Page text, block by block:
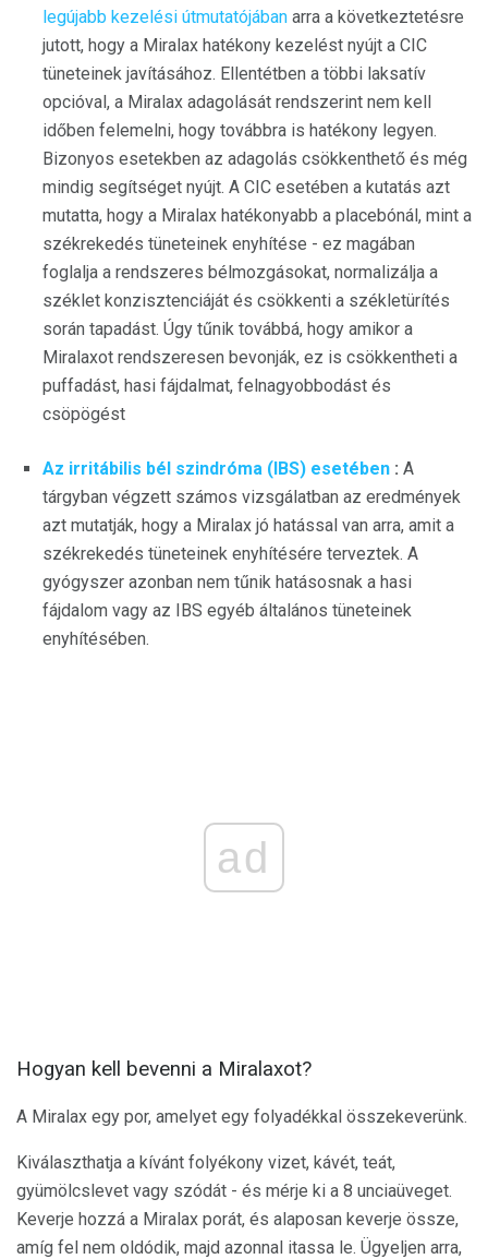
legújabb kezelési útmutatójában arra a következtetésre
jutott, hogy a Miralax hatékony kezelést nyújt a CIC
tüneteinek javításához. Ellentétben a többi laksatív
opcióval, a Miralax adagolását rendszerint nem kell
időben felemelni, hogy továbbra is hatékony legyen.
Bizonyos esetekben az adagolás csökkenthető és még
mindig segítséget nyújt. A CIC esetében a kutatás azt
mutatta, hogy a Miralax hatékonyabb a placebónál, mint a
székrekedés tüneteinek enyhítése - ez magában
foglalja a rendszeres bélmozgásokat, normalizálja a
széklet konzisztenciáját és csökkenti a székletürítés
során tapadást. Úgy tűnik továbbá, hogy amikor a
Miralaxot rendszeresen bevonják, ez is csökkentheti a
puffadást, hasi fájdalmat, felnagyobbodást és
csöpögést
Az irritábilis bél szindróma (IBS) esetében : A
tárgyban végzett számos vizsgálatban az eredmények
azt mutatják, hogy a Miralax jó hatással van arra, amit a
székrekedés tüneteinek enyhítésére terveztek. A
gyógyszer azonban nem tűnik hatásosnak a hasi
fájdalom vagy az IBS egyéb általános tüneteinek
enyhítésében.
ad
Hogyan kell bevenni a Miralaxot?
A Miralax egy por, amelyet egy folyadékkal összekeverünk.
Kiválaszthatja a kívánt folyékony vizet, kávét, teát,
gyümölcslevet vagy szódát - és mérje ki a 8 unciaüveget.
Keverje hozzá a Miralax porát, és alaposan keverje össze,
amíg fel nem oldódik, majd azonnal itassa le. Ügyeljen arra,